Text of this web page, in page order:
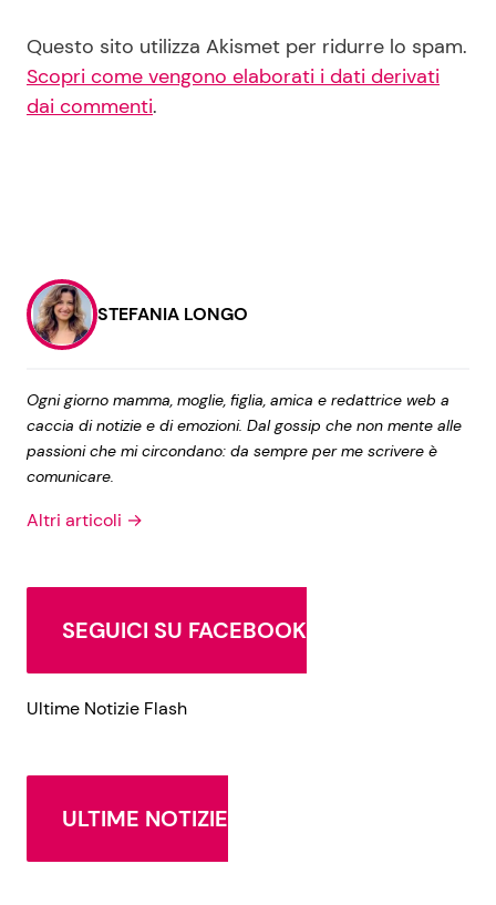
Questo sito utilizza Akismet per ridurre lo spam.
Scopri come vengono elaborati i dati derivati
dai commenti.
STEFANIA LONGO
Ogni giorno mamma, moglie, figlia, amica e redattrice web a
caccia di notizie e di emozioni. Dal gossip che non mente alle
passioni che mi circondano: da sempre per me scrivere è
comunicare.
Altri articoli →
SEGUICI SU FACEBOOK
Ultime Notizie Flash
ULTIME NOTIZIE